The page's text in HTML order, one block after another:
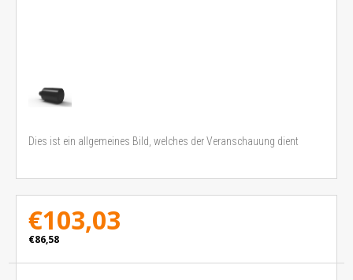
Dies ist ein allgemeines Bild, welches der Veranschauung dient
€103,03
€86,58